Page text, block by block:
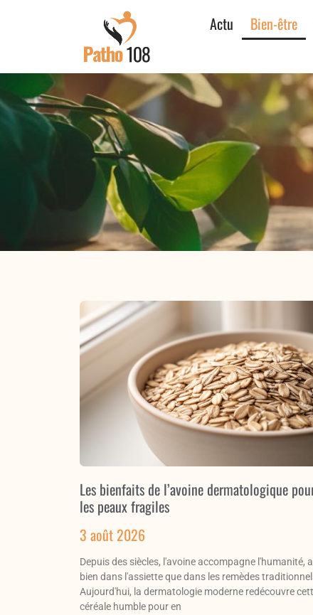
Actu Bien-être
Les bienfaits de l’avoine dermatologique
les peaux fragiles
3 août 2026
Depuis des siècles, l'avoine accompagne l'humanité,
bien dans l'assiette que dans les remèdes
Aujourd'hui, la dermatologie moderne redécouvre
céréale humble pour en